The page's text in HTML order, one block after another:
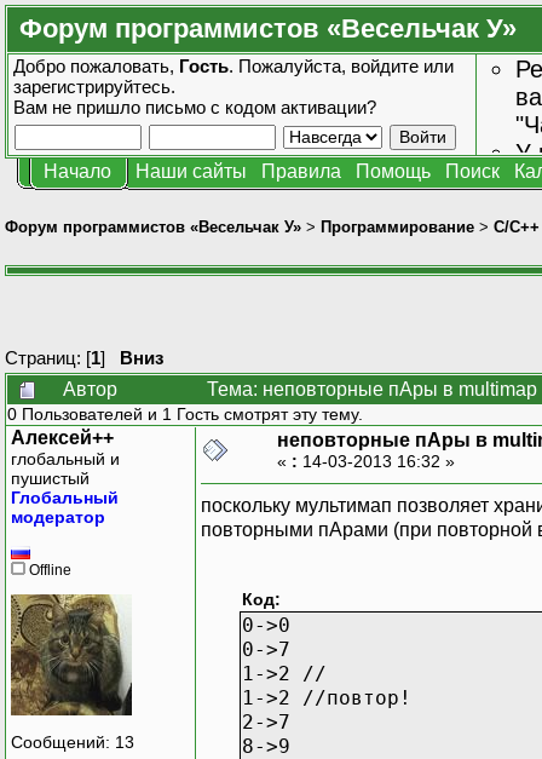
Форум программистов «Весельчак У»
Добро пожаловать, Гость. Пожалуйста, войдите или
зарегистрируйтесь.
Вам не пришло письмо с кодом активации?
У
Начало Наши сайты Правила Помощь Поиск
Форум программистов «Весельчак У» > Программирование > C/C++
Страниц: [1] Вниз
Автор
Тема: неповторные пАры в
0 Пользователей и 1 Гость смотрят эту тему.
Алексей++
глобальный и
пушистый
Глобальный
модератор
Offline
Сообщений: 13
неповторные пАры в
« : 14-03-2013 16:32 »
поскольку мультимап позволяет
повторными пАрами (при повторной
Код:
0->0
0->7
1->2 //
1->2 //повтор!
2->7
8->9